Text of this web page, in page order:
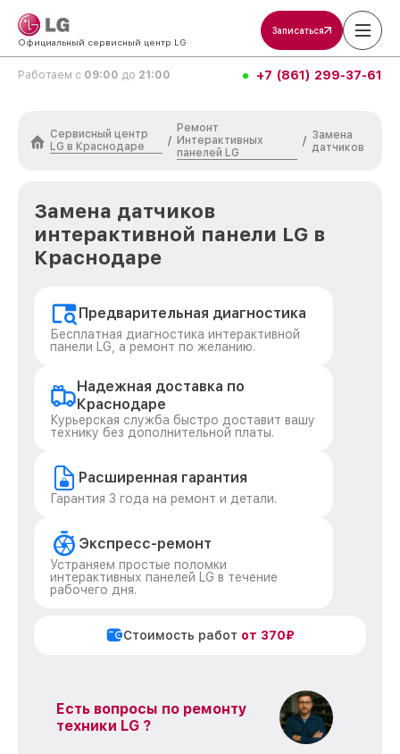
Официальный сервисный центр LG
Записаться
Работаем с 09:00 до 21:00 +7 (861) 299-37-61
Сервисный центр
LG в Краснодаре
/
Ремонт
Интерактивных
панелей LG
/ Замена
датчиков
Замена датчиков
интерактивной панели LG в
Краснодаре
Предварительная диагностика
Бесплатная диагностика интерактивной
панели LG, а ремонт по желанию.
Надежная доставка по
Краснодаре
Курьерская служба быстро доставит вашу
технику без дополнительной платы.
Расширенная гарантия
Гарантия 3 года на ремонт и детали.
Экспресс-ремонт
Устраняем простые поломки
интерактивных панелей LG в течение
рабочего дня.
Стоимость работ от 370₽
Есть вопросы по ремонту
техники LG ?